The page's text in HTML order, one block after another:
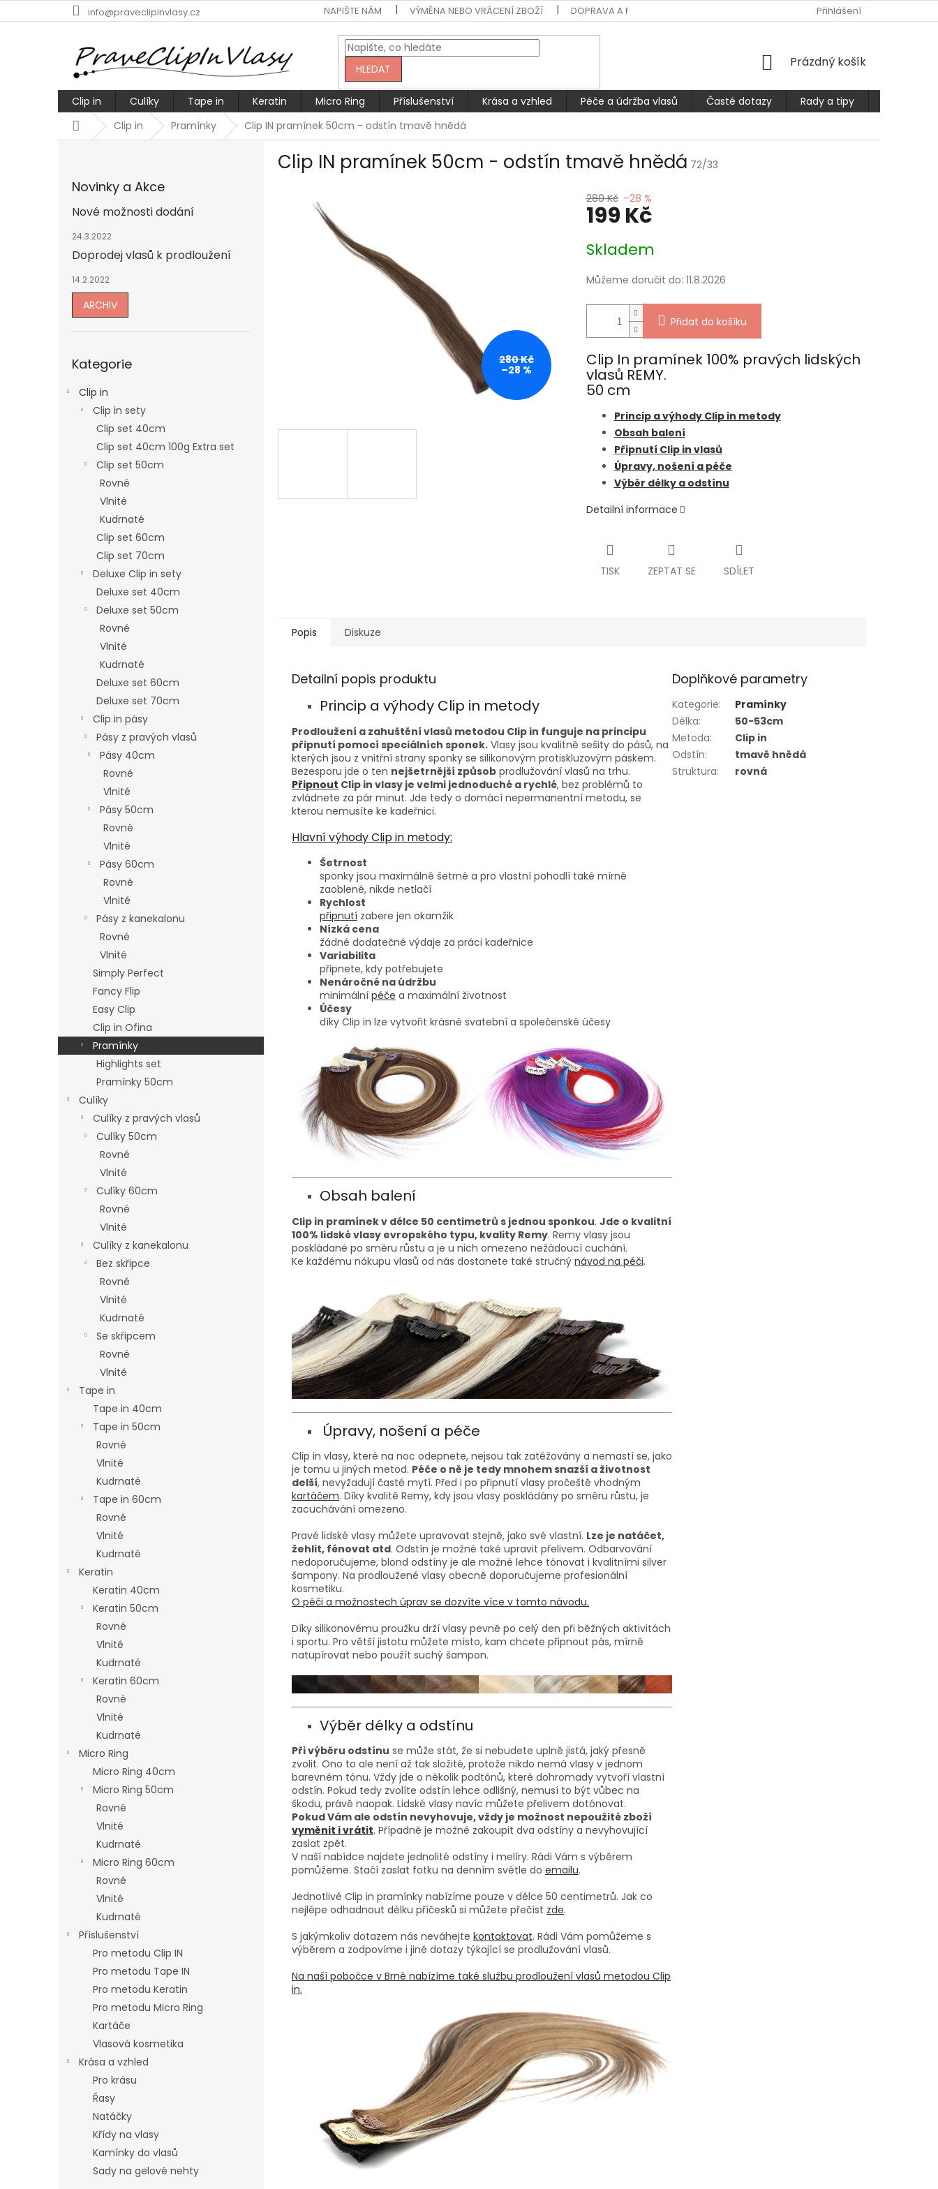
na
info@praveclipinvlasy.cz NAPIŠTE NÁM VÝMĚNA NEBO VRÁCENÍ ZBOŽÍ DOPRAVA A PLATBA OBCHODNÍ PODMÍNKY
Přihlášení
HLEDAT
NÁKUPNÍ
Prázdný košík
Clip in Culíky Tape in Keratin Micro Ring Příslušenství Krása a vzhled Péče a údržba vlasů Časté dotazy Rady a tipy
DomůClip in Pramínky Clip IN pramínek 50cm - odstín tmavě hnědá
Novinky a Akce
Nové možnosti dodání
24.3.2022
Doprodej vlasů k prodloužení
14.2.2022
ARCHIV
kategorie
Kategorie
Clip in
Clip in sety
Clip set 40cm
Clip set 40cm 100g Extra set
Clip set 50cm
Rovné
Vlnité
Kudrnaté
Clip set 60cm
Clip set 70cm
Deluxe Clip in sety
Deluxe set 40cm
Deluxe set 50cm
Rovné
Vlnité
Kudrnaté
Deluxe set 60cm
Deluxe set 70cm
Clip in pásy
Pásy z pravých vlasů
Pásy 40cm
Rovné
Vlnité
Pásy 50cm
Rovné
Vlnité
Pásy 60cm
Rovné
Vlnité
Pásy z kanekalonu
Rovné
Vlnité
Simply Perfect
Fancy Flip
Easy Clip
Clip in Ofina
Pramínky
Highlights set
Pramínky 50cm
Culíky
Culíky z pravých vlasů
Culíky 50cm
Rovné
Vlnité
Culíky 60cm
Rovné
Vlnité
Culíky z kanekalonu
Bez skřipce
Rovné
Vlnité
Kudrnaté
Se skřipcem
Rovné
Vlnité
Tape in
Tape in 40cm
Tape in 50cm
Rovné
Vlnité
Kudrnaté
Tape in 60cm
Rovné
Vlnité
Kudrnaté
Keratin
Keratin 40cm
Keratin 50cm
Rovné
Vlnité
Kudrnaté
Keratin 60cm
Rovné
Vlnité
Kudrnaté
Micro Ring
Micro Ring 40cm
Micro Ring 50cm
Rovné
Vlnité
Kudrnaté
Micro Ring 60cm
Rovné
Vlnité
Kudrnaté
Příslušenství
Pro metodu Clip IN
Pro metodu Tape IN
Pro metodu Keratin
Pro metodu Micro Ring
Kartáče
Vlasová kosmetika
Krása a vzhled
Pro krásu
Řasy
Natáčky
Křídy na vlasy
Kamínky do vlasů
Sady na gelové nehty
Clip IN pramínek 50cm - odstín tmavě hnědá 72/33
280 Kč
–28 %
280 Kč –28 %
199 Kč
cena:
Skladem
Můžeme doručit do: 11.8.2026
Přidat do košíku
Clip In pramínek 100% pravých lidských
vlasů REMY.
50 cm
Princip a výhody Clip in metody
Obsah balení
Připnutí Clip in vlasů
Úpravy, nošení a péče
Výběr délky a odstínu
Detailní informace
TISK ZEPTAT SE SDÍLET
Popis Diskuze
Detailní popis produktu
Princip a výhody Clip in metody
Prodloužení a zahuštění vlasů metodou Clip in funguje na principu
připnutí pomocí speciálních sponek. Vlasy jsou kvalitně sešity do pásů, na
kterých jsou z vnitřní strany sponky se silikonovým protiskluzovým páskem.
Bezesporu jde o ten nejšetrnější způsob prodlužování vlasů na trhu.
Připnout Clip in vlasy je velmi jednoduché a rychlé, bez problémů to
zvládnete za pár minut. Jde tedy o domácí nepermanentní metodu, se
kterou nemusíte ke kadeřnici.
Hlavní výhody Clip in metody:
Šetrnost
sponky jsou maximálně šetrné a pro vlastní pohodlí také mírně
zaoblené, nikde netlačí
Rychlost
připnutí zabere jen okamžik
Nízká cena
žádné dodatečné výdaje za práci kadeřnice
Variabilita
připnete, kdy potřebujete
Nenáročné na údržbu
minimální péče a maximální životnost
Účesy
díky Clip in lze vytvořit krásné svatební a společenské účesy
Obsah balení
Clip in pramínek v délce 50 centimetrů s jednou sponkou. Jde o kvalitní
100% lidské vlasy evropského typu, kvality Remy. Remy vlasy jsou
poskládané po směru růstu a je u nich omezeno nežádoucí cuchání.
Ke každému nákupu vlasů od nás dostanete také stručný návod na péči.
Úpravy, nošení a péče
Clip in vlasy, které na noc odepnete, nejsou tak zatěžovány a nemastí se, jako
je tomu u jiných metod. Péče o ně je tedy mnohem snazší a životnost
delší, nevyžadují časté mytí. Před i po připnutí vlasy pročeště vhodným
kartáčem. Díky kvalitě Remy, kdy jsou vlasy poskládány po směru růstu, je
zacuchávání omezeno.
Pravé lidské vlasy můžete upravovat stejně, jako své vlastní. Lze je natáčet,
žehlit, fénovat atd. Odstín je možné také upravit přelivem. Odbarvování
nedoporučujeme, blond odstíny je ale možné lehce tónovat i kvalitními silver
šampony. Na prodloužené vlasy obecně doporučujeme profesionální
kosmetiku.
O péči a možnostech úprav se dozvíte více v tomto návodu.
Díky silikonovému proužku drží vlasy pevně po celý den při běžných aktivitách
i sportu. Pro větší jistotu můžete místo, kam chcete připnout pás, mírně
natupírovat nebo použít suchý šampon.
Výběr délky a odstínu
Při výběru odstínu se může stát, že si nebudete uplně jistá, jaký přesně
zvolit. Ono to ale není až tak složité, protože nikdo nemá vlasy v jednom
barevném tónu. Vždy jde o několik podtónů, které dohromady vytvoří vlastní
odstín. Pokud tedy zvolíte odstín lehce odlišný, nemusí to být vůbec na
škodu, právě naopak. Lidské vlasy navíc můžete přelivem dotónovat.
Pokud Vám ale odstín nevyhovuje, vždy je možnost nepoužité zboží
vyměnit i vrátit. Případně je možné zakoupit dva odstíny a nevyhovující
zaslat zpět.
V naší nabídce najdete jednolité odstíny i melíry. Rádi Vám s výběrem
pomůžeme. Stačí zaslat fotku na denním světle do emailu.
Jednotlivé Clip in pramínky nabízíme pouze v délce 50 centimetrů. Jak co
nejlépe odhadnout délku příčesků si můžete přečíst zde.
S jakýmkoliv dotazem nás neváhejte kontaktovat. Rádi Vám pomůžeme s
výběrem a zodpovíme i jiné dotazy týkající se prodlužování vlasů.
Na naší pobočce v Brně nabízíme také službu prodloužení vlasů metodou Clip
in.
Doplňkové parametry
Kategorie:
Pramínky
Délka:
50-53cm
Metoda:
Clip in
Odstín:
tmavě hnědá
Struktura: rovná